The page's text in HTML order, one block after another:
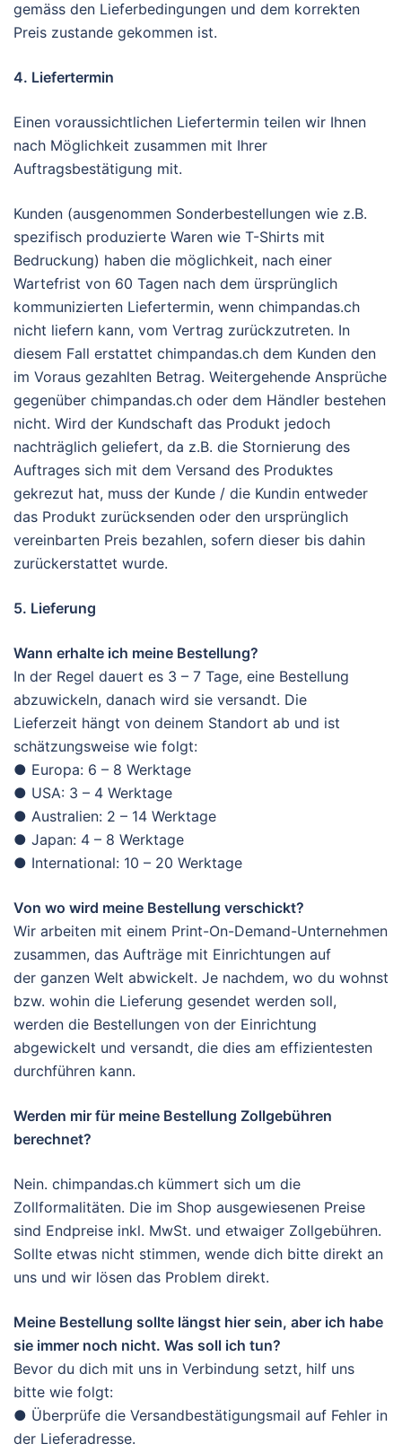
gemäss den Lieferbedingungen und dem korrekten
Preis zustande gekommen ist.
4. Liefertermin
Einen voraussichtlichen Liefertermin teilen wir Ihnen
nach Möglichkeit zusammen mit Ihrer
Auftragsbestätigung mit.
Kunden (ausgenommen Sonderbestellungen wie z.B.
spezifisch produzierte Waren wie T-Shirts mit
Bedruckung) haben die möglichkeit, nach einer
Wartefrist von 60 Tagen nach dem ürsprünglich
kommunizierten Liefertermin, wenn chimpandas.ch
nicht liefern kann, vom Vertrag zurückzutreten. In
diesem Fall erstattet chimpandas.ch dem Kunden den
im Voraus gezahlten Betrag. Weitergehende Ansprüche
gegenüber chimpandas.ch oder dem Händler bestehen
nicht. Wird der Kundschaft das Produkt jedoch
nachträglich geliefert, da z.B. die Stornierung des
Auftrages sich mit dem Versand des Produktes
gekrezut hat, muss der Kunde / die Kundin entweder
das Produkt zurücksenden oder den ursprünglich
vereinbarten Preis bezahlen, sofern dieser bis dahin
zurückerstattet wurde.
5. Lieferung
Wann erhalte ich meine Bestellung?
In der Regel dauert es 3 – 7 Tage, eine Bestellung
abzuwickeln, danach wird sie versandt. Die
Lieferzeit hängt von deinem Standort ab und ist
schätzungsweise wie folgt:
● Europa: 6 – 8 Werktage
● USA: 3 – 4 Werktage
● Australien: 2 – 14 Werktage
● Japan: 4 – 8 Werktage
● International: 10 – 20 Werktage
Von wo wird meine Bestellung verschickt?
Wir arbeiten mit einem Print-On-Demand-Unternehmen
zusammen, das Aufträge mit Einrichtungen auf
der ganzen Welt abwickelt. Je nachdem, wo du wohnst
bzw. wohin die Lieferung gesendet werden soll,
werden die Bestellungen von der Einrichtung
abgewickelt und versandt, die dies am effizientesten
durchführen kann.
Werden mir für meine Bestellung Zollgebühren
berechnet?
Nein. chimpandas.ch kümmert sich um die
Zollformalitäten. Die im Shop ausgewiesenen Preise
sind Endpreise inkl. MwSt. und etwaiger Zollgebühren.
Sollte etwas nicht stimmen, wende dich bitte direkt an
uns und wir lösen das Problem direkt.
Meine Bestellung sollte längst hier sein, aber ich habe
sie immer noch nicht. Was soll ich tun?
Bevor du dich mit uns in Verbindung setzt, hilf uns
bitte wie folgt:
● Überprüfe die Versandbestätigungsmail auf Fehler in
der Lieferadresse.